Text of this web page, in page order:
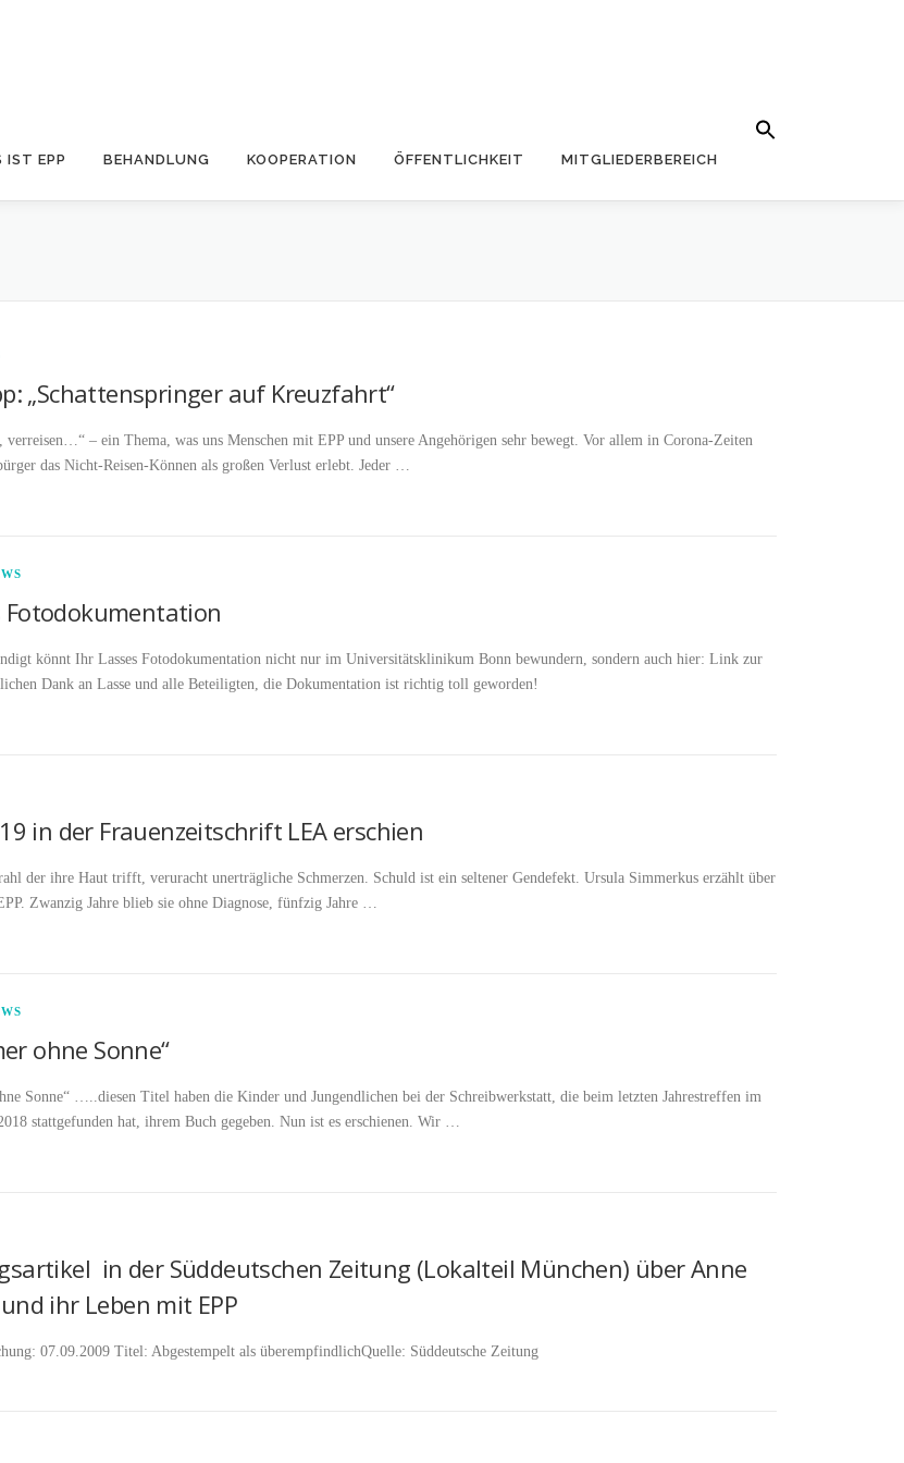
IST EPP BEHANDLUNG KOOPERATION ÖFFENTLICHKEIT MITGLIEDERBEREICH
„Schattenspringer auf Kreuzfahrt“
verreisen…“ – ein Thema, was uns Menschen mit EPP und unsere Angehörigen sehr bewegt. Vor allem in Corona-Zeiten
das Nicht-Reisen-Können als großen Verlust erlebt. Jeder …
Fotodokumentation
könnt Ihr Lasses Fotodokumentation nicht nur im Universitätsklinikum Bonn bewundern, sondern auch hier: Link zur
Dank an Lasse und alle Beteiligten, die Dokumentation ist richtig toll geworden!
in der Frauenzeitschrift LEA erschien
der ihre Haut trifft, veruracht unerträgliche Schmerzen. Schuld ist ein seltener Gendefekt. Ursula Simmerkus erzählt über
Zwanzig Jahre blieb sie ohne Diagnose, fünfzig Jahre …
ohne Sonne“
Sonne“ …..diesen Titel haben die Kinder und Jungendlichen bei der Schreibwerkstatt, die beim letzten Jahrestreffen im
stattgefunden hat, ihrem Buch gegeben. Nun ist es erschienen. Wir …
in der Süddeutschen Zeitung (Lokalteil München) über Anne
ihr Leben mit EPP
07.09.2009 Titel: Abgestempelt als überempfindlichQuelle: Süddeutsche Zeitung